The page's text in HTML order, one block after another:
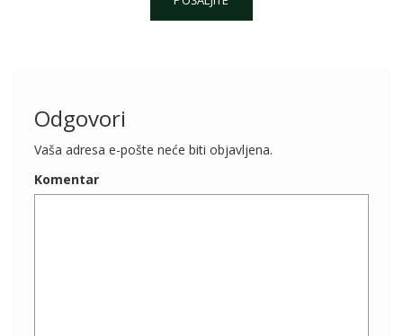
Odgovori
Vaša adresa e-pošte neće biti objavljena.
Komentar